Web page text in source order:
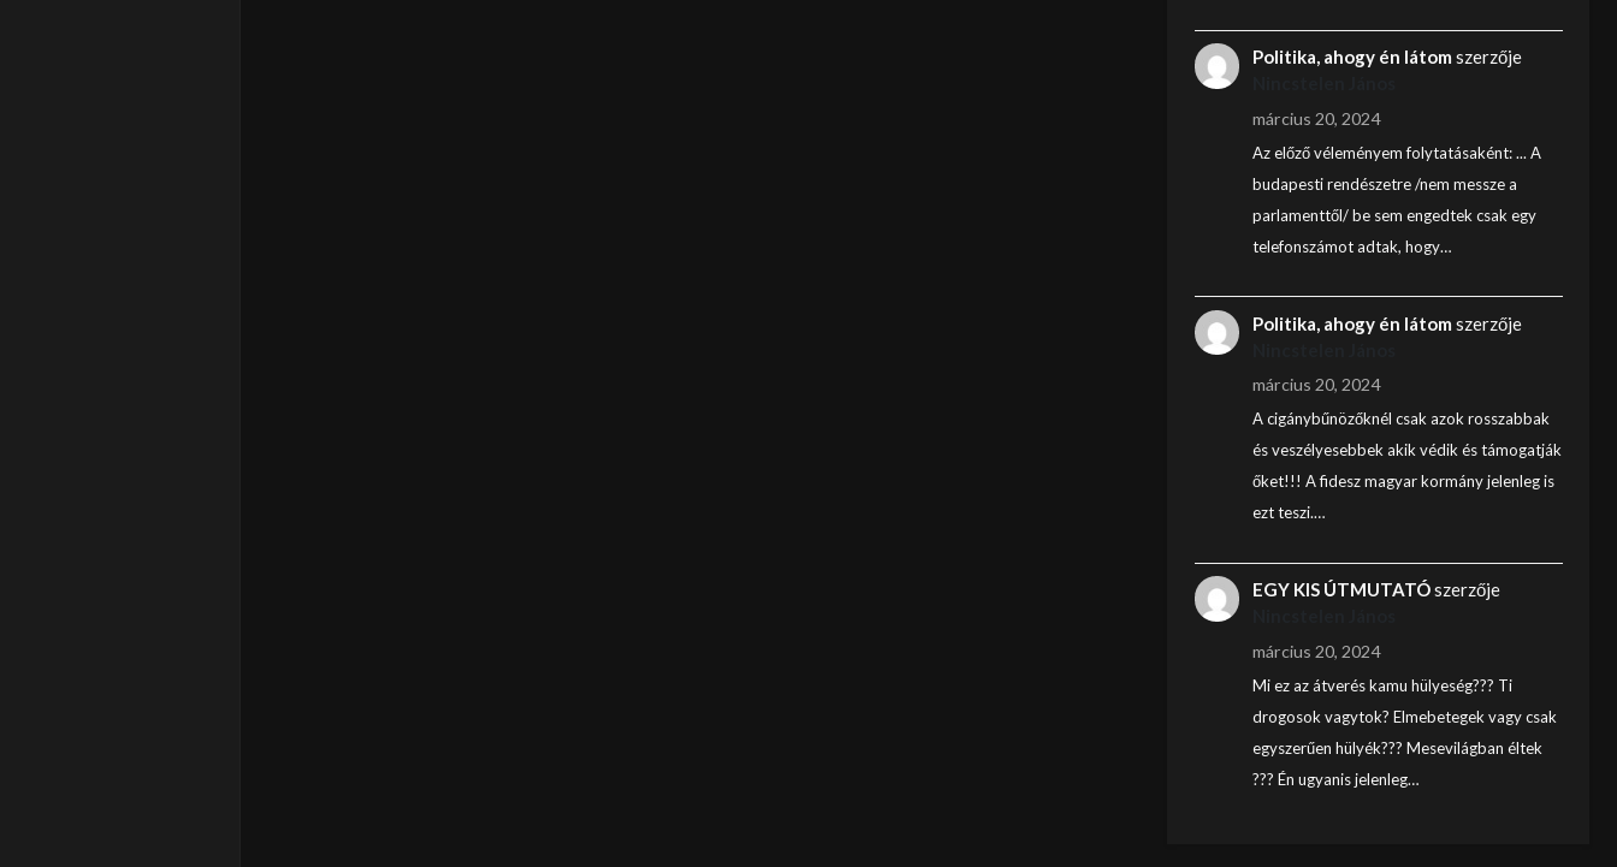
Politika, ahogy én látom szerzője
március 20, 2024
Az előző véleményem folytatásaként: ... A
budapesti rendészetre /nem messze a
parlamenttől/ be sem engedtek csak egy
telefonszámot adtak, hogy…
Politika, ahogy én látom szerzője
március 20, 2024
A cigánybűnözőknél csak azok rosszabbak
és veszélyesebbek akik védik és támogatják
őket!!! A fidesz magyar kormány jelenleg is
ezt teszi.…
EGY KIS ÚTMUTATÓszerzője
március 20, 2024
Mi ez az átverés kamu hülyeség??? Ti
drogosok vagytok? Elmebetegek vagy csak
egyszerűen hülyék??? Mesevilágban éltek
??? Én ugyanis jelenleg…